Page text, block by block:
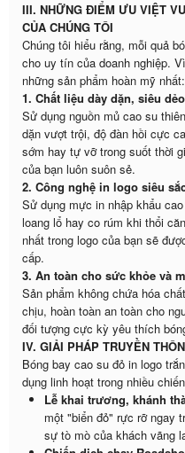
III. NHỮNG ĐIỂM ƯU VIỆT
CỦA CHÚNG TÔI
Chúng tôi hiểu rằng, mỗi quả
cho uy tín của doanh nghiệp.
những sản phẩm hoàn mỹ nhất:
1. Chất liệu dày dặn, siêu
Sử dụng nguồn mủ cao su
dặn vượt trội, độ đàn hồi cực
sớm hay tự vỡ trong suốt thời
của bạn luôn suôn sẻ.
2. Công nghệ in logo siêu
Sử dụng mực in nhập khẩu
loang lổ hay co rúm khi thổi
nhất trong logo của bạn sẽ
cấp.
3. An toàn cho sức khỏe và
Sản phẩm không chứa hóa
chịu, hoàn toàn an toàn cho
đối tượng cực kỳ yêu thích
IV. GIẢI PHÁP TRUYỀN
Bóng bay cao su đỏ in logo
dụng linh hoạt trong nhiều
Lễ khai trương, khánh
một "biển đỏ" rực rỡ ngay
sự tò mò của khách vãng